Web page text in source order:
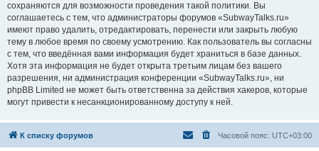
сохраняются для возможности проведения такой политики. Вы
соглашаетесь с тем, что администраторы форумов «SubwayTalks.ru»
имеют право удалить, отредактировать, перенести или закрыть любую
тему в любое время по своему усмотрению. Как пользователь вы согласны
с тем, что введённая вами информация будет храниться в базе данных.
Хотя эта информация не будет открыта третьим лицам без вашего
разрешения, ни администрация конференции «SubwayTalks.ru», ни
phpBB Limited не может быть ответственна за действия хакеров, которые
могут привести к несанкционированному доступу к ней.
К списку форумов Часовой пояс: UTC+03:00